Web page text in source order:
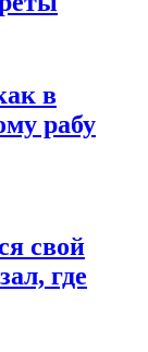
в
рабу
свой
где